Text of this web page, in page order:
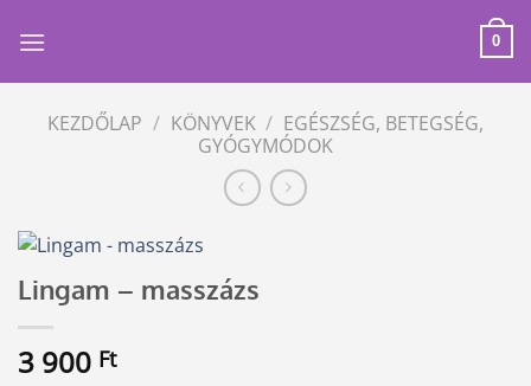
0
KEZDŐLAP / KÖNYVEK / EGÉSZSÉG, BETEGSÉG,
GYÓGYMÓDOK
Lingam – masszázs
3 900 Ft